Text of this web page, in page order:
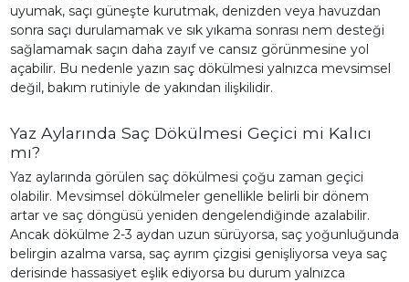
uyumak, saçı güneşte kurutmak, denizden veya havuzdan
sonra saçı durulamamak ve sık yıkama sonrası nem desteği
sağlamamak saçın daha zayıf ve cansız görünmesine yol
açabilir. Bu nedenle yazın saç dökülmesi yalnızca mevsimsel
değil, bakım rutiniyle de yakından ilişkilidir.
Yaz Aylarında Saç Dökülmesi Geçici mi Kalıcı
mı?
Yaz aylarında görülen saç dökülmesi çoğu zaman geçici
olabilir. Mevsimsel dökülmeler genellikle belirli bir dönem
artar ve saç döngüsü yeniden dengelendiğinde azalabilir.
Ancak dökülme 2-3 aydan uzun sürüyorsa, saç yoğunluğunda
belirgin azalma varsa, saç ayrım çizgisi genişliyorsa veya saç
derisinde hassasiyet eşlik ediyorsa bu durum yalnızca